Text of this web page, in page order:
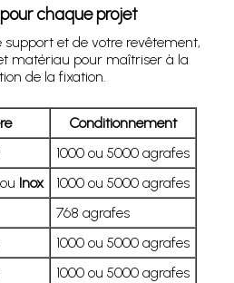
chaque projet
support et de votre revêtement,
matériau pour maîtriser à la
de la fixation.
Conditionnement
1000 ou 5000 agrafes
Inox
1000 ou 5000 agrafes
768 agrafes
1000 ou 5000 agrafes
1000 ou 5000 agrafes